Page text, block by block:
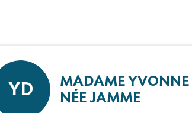
YD
MADAME YVONNE
NÉE JAMME